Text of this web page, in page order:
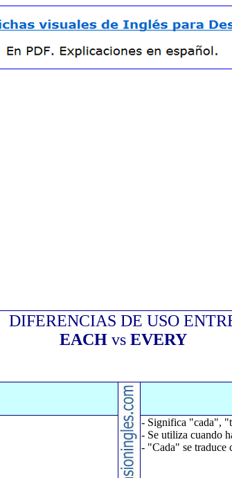
DIFERENCIAS DE USO
EACHvs EVERY
- Significa "cada",
- Se utiliza cuando
- "Cada" se traduce